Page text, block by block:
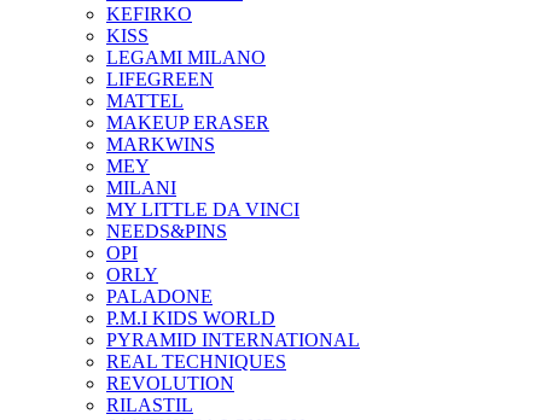
KEFIRKO
KISS
LEGAMI MILANO
LIFEGREEN
MATTEL
MAKEUP ERASER
MARKWINS
MEY
MILANI
MY LITTLE DA VINCI
NEEDS&PINS
OPI
ORLY
PALADONE
P.M.I KIDS WORLD
PYRAMID INTERNATIONAL
REAL TECHNIQUES
REVOLUTION
RILASTIL